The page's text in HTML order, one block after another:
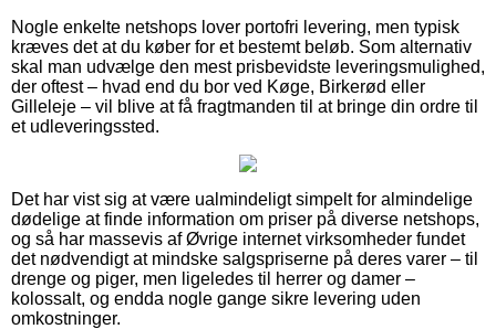
Nogle enkelte netshops lover portofri levering, men typisk
kræves det at du køber for et bestemt beløb. Som alternativ
skal man udvælge den mest prisbevidste leveringsmulighed,
der oftest – hvad end du bor ved Køge, Birkerød eller
Gilleleje – vil blive at få fragtmanden til at bringe din ordre til
et udleveringssted.
Det har vist sig at være ualmindeligt simpelt for almindelige
dødelige at finde information om priser på diverse netshops,
og så har massevis af Øvrige internet virksomheder fundet
det nødvendigt at mindske salgspriserne på deres varer – til
drenge og piger, men ligeledes til herrer og damer –
kolossalt, og endda nogle gange sikre levering uden
omkostninger.